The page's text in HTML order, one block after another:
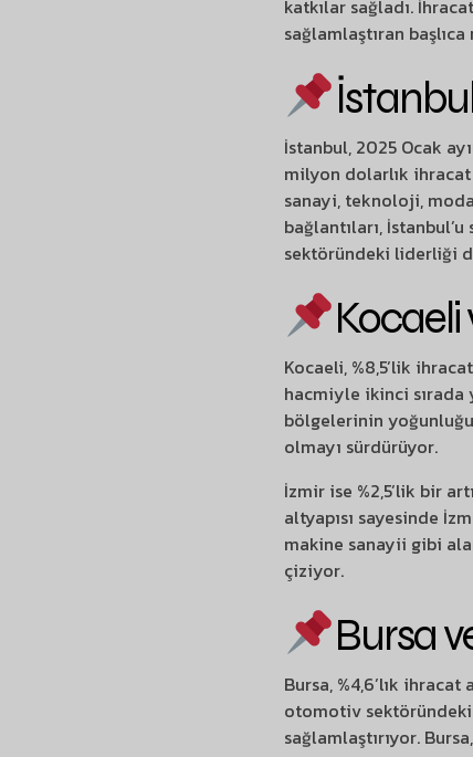
katkılar sağladı.
sağlamlaştıran
İstanbul, 2025 Ocak
milyon dolarlık
sanayi, teknoloji,
bağlantıları,
sektöründeki liderliği
Kocaeli
Kocaeli, %8,5’lik
hacmiyle ikinci
bölgelerinin
olmayı sürdürüyor.
İzmir ise %2,5’lik bir
altyapısı sayesinde
makine sanayii gibi
çiziyor.
Bursa
Bursa, %4,6’lık
otomotiv sektöründeki
sağlamlaştırıyor.